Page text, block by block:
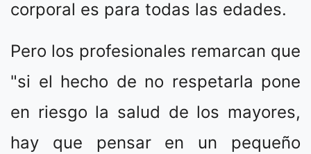
corporal es para todas las edades.
Pero los profesionales remarcan que
"si el hecho de no respetarla pone
en riesgo la salud de los mayores,
hay que pensar en un pequeño